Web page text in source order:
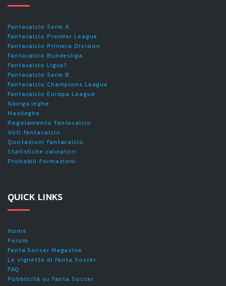
Fantacalcio Serie A
Fantacalcio Premier League
Fantacalcio Primera Division
Fantacalcio Bundesliga
Fantacalcio Ligue1
Fantacalcio Serie B
Fantacalcio Champions League
Fantacalcio Europa League
Naviga leghe
Maxileghe
Regolamento fantacalcio
Voti fantacalcio
Quotazioni fantacalcio
Statistiche calciatori
Probabili formazioni
QUICK LINKS
Home
Forum
Fanta.Soccer Magazine
Le vignette di Fanta.Soccer
FAQ
Pubblicità su Fanta.Soccer